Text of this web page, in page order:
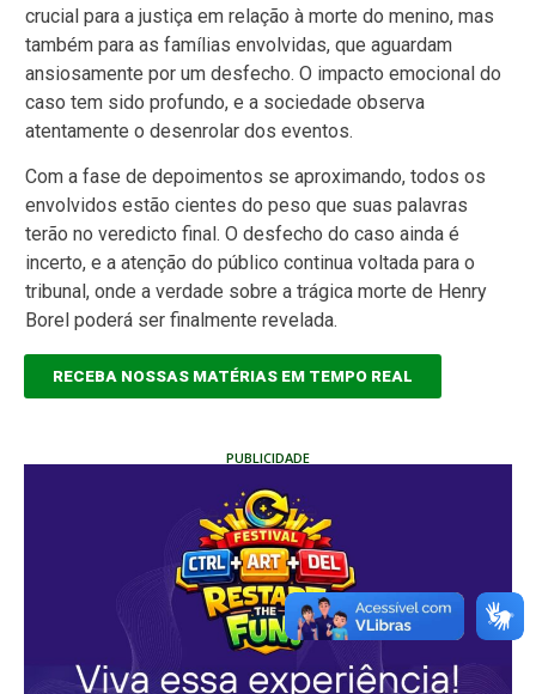
crucial para a justiça em relação à morte do menino, mas
também para as famílias envolvidas, que aguardam
ansiosamente por um desfecho. O impacto emocional do
caso tem sido profundo, e a sociedade observa
atentamente o desenrolar dos eventos.
Com a fase de depoimentos se aproximando, todos os
envolvidos estão cientes do peso que suas palavras
terão no veredicto final. O desfecho do caso ainda é
incerto, e a atenção do público continua voltada para o
tribunal, onde a verdade sobre a trágica morte de Henry
Borel poderá ser finalmente revelada.
RECEBA NOSSAS MATÉRIAS EM TEMPO REAL
PUBLICIDADE